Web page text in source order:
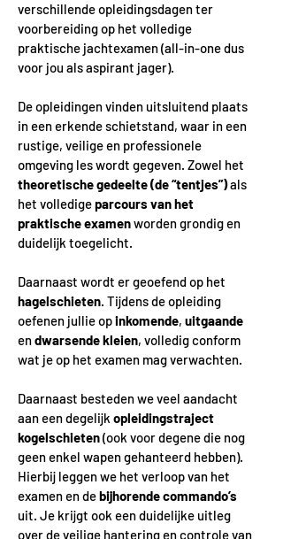
verschillende opleidingsdagen ter
voorbereiding op het volledige
praktische jachtexamen (all-in-one dus
voor jou als aspirant jager).
De opleidingen vinden uitsluitend plaats
in een erkende schietstand, waar in een
rustige, veilige en professionele
omgeving les wordt gegeven. Zowel het
theoretische gedeelte (de “tentjes”)als
het volledigeparcours van het
praktische examenworden grondig en
duidelijk toegelicht.
Daarnaast wordt er geoefend op het
hagelschieten. Tijdens de opleiding
oefenen jullie opinkomende, uitgaande
endwarsende kleien, volledig conform
wat je op het examen mag verwachten.
Daarnaast besteden we veel aandacht
aan een degelijk opleidingstraject
kogelschieten(ook voor degene die nog
geen enkel wapen gehanteerd hebben).
Hierbij leggen we het verloop van het
examen en debijhorende commando’s
uit. Je krijgt ook een duidelijke uitleg
over de veilige hantering en controle van